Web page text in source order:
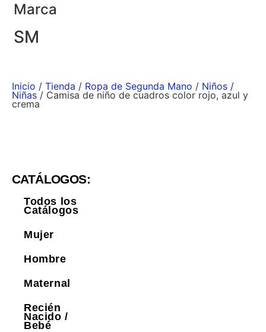
Marca
SM
Inicio / Tienda / Ropa de Segunda Mano / Niños /
Niñas / Camisa de niño de cuadros color rojo, azul y
crema
CATÁLOGOS:
Todos los
Catálogos
Mujer
Hombre
Maternal
Recién
Nacido /
Bebé